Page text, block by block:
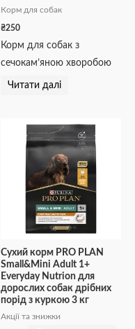
Корм для собак
₴250
Корм для собак з
сечокам’яною хворобою
Читати далі
Сухий корм PRO PLAN
Small&Mini Adult 1+
Everyday Nutrion для
дорослих собак дрібних
порід з куркою 3 кг
Акції та знижки